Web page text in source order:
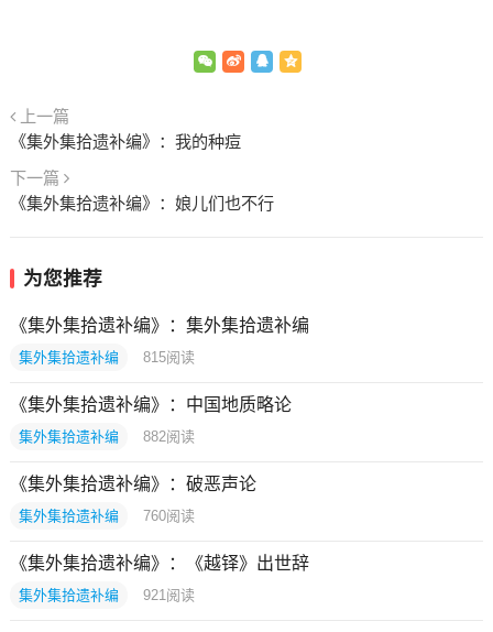
上一篇
《集外集拾遗补编》：我的种痘
下一篇
《集外集拾遗补编》：娘儿们也不行
为您推荐
《集外集拾遗补编》：集外集拾遗补编
集外集拾遗补编 815阅读
《集外集拾遗补编》：中国地质略论
集外集拾遗补编 882阅读
《集外集拾遗补编》：破恶声论
集外集拾遗补编 760阅读
《集外集拾遗补编》：《越铎》出世辞
集外集拾遗补编 921 阅读